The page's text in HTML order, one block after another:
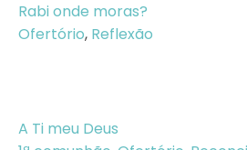
Rabi onde moras?
Ofertório, Reflexão
A Ti meu Deus